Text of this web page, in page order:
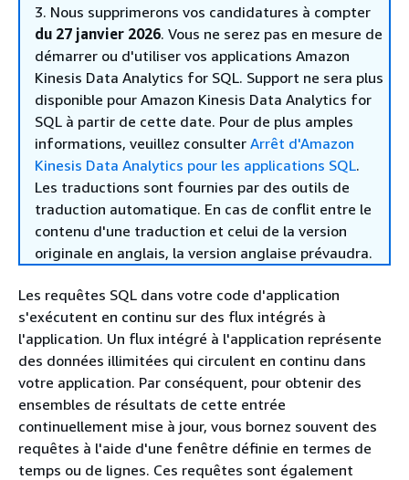
3. Nous supprimerons vos candidatures à compter
du 27 janvier 2026. Vous ne serez pas en mesure de
démarrer ou d'utiliser vos applications Amazon
Kinesis Data Analytics for SQL. Support ne sera plus
disponible pour Amazon Kinesis Data Analytics for
SQL à partir de cette date. Pour de plus amples
informations, veuillez consulter Arrêt d'Amazon
Kinesis Data Analytics pour les applications SQL.
Les traductions sont fournies par des outils de
traduction automatique. En cas de conflit entre le
contenu d'une traduction et celui de la version
originale en anglais, la version anglaise prévaudra.
Les requêtes SQL dans votre code d'application
s'exécutent en continu sur des flux intégrés à
l'application. Un flux intégré à l'application représente
des données illimitées qui circulent en continu dans
votre application. Par conséquent, pour obtenir des
ensembles de résultats de cette entrée
continuellement mise à jour, vous bornez souvent des
requêtes à l'aide d'une fenêtre définie en termes de
temps ou de lignes. Ces requêtes sont également